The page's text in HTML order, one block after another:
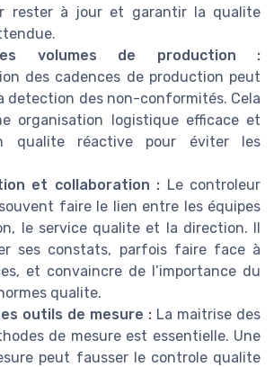
rester à jour et garantir la qualite
volumes de production :
des cadences de production peut
detection des non-conformités. Cela
organisation logistique efficace et
qualite réactive pour éviter les
et collaboration : Le controleur
faire le lien entre les équipes
le service qualite et la direction. Il
ses constats, parfois faire face à
et convaincre de l’importance du
qualite.
outils de mesure : La maitrise des
de mesure est essentielle. Une
peut fausser le controle qualite